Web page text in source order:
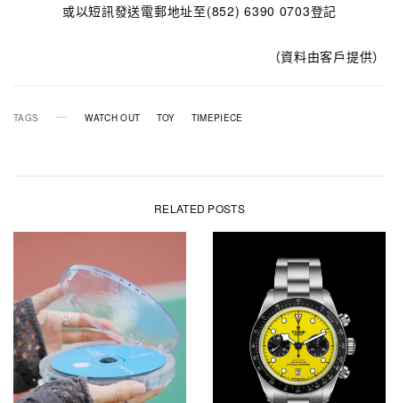
或以短訊發送電郵地址至(852) 6390 0703登記
（資料由客戶提供）
TAGS WATCH OUT TOY TIMEPIECE
RELATED POSTS